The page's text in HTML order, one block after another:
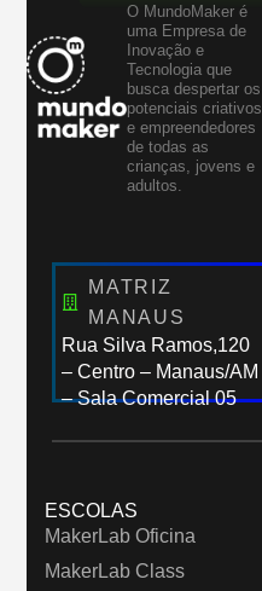
O MundoMaker é
uma Empresa de
Inovação e
Tecnologia que
busca despertar os
potenciais criativos
e empreendedores
de todas as
crianças, jovens e
adultos.
MATRIZ
MANAUS
Rua Silva Ramos,120
– Centro – Manaus/AM
– Sala Comercial 05
ESCOLAS
MakerLab Oficina
MakerLab Class